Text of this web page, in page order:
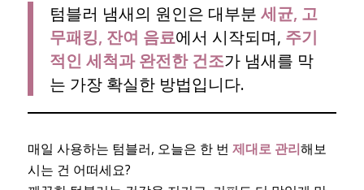
텀블러 냄새의 원인은 대부분 세균, 고
무패킹, 잔여 음료에서 시작되며, 주기
적인 세척과 완전한 건조가 냄새를 막
는 가장 확실한 방법입니다.
매일 사용하는 텀블러, 오늘은 한 번 제대로 관리해보
시는 건 어떠세요?